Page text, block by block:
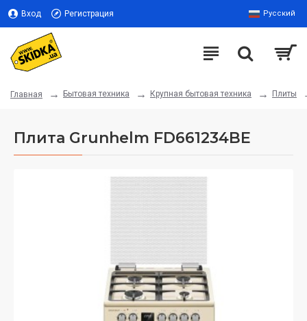
Вход Регистрация Русский
Главная Бытовая техника Крупная бытовая техника Плиты
Плита Grunhelm FD661234BE